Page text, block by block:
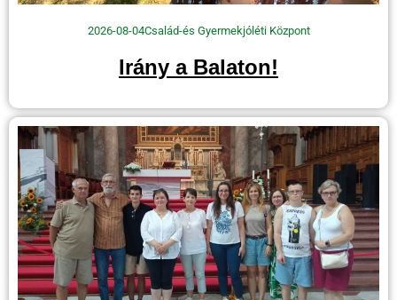
2026-08-04Család-és Gyermekjóléti Központ
Irány a Balaton!